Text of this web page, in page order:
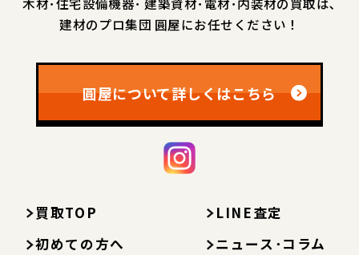
建材のプロ集団 圓屋にお任せください！
圓屋について詳しくはこちら
買取TOP
初めての方へ
LINE査定
ニュース･コラム